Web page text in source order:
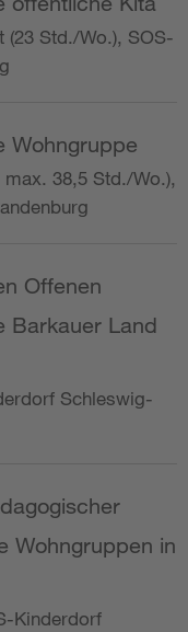
(23 Std./Wo.), SOS-
Wohngruppe
38,5 Std./Wo.),
Offenen
Barkauer Land
Schleswig-
Wohngruppen in
Kinderdorf